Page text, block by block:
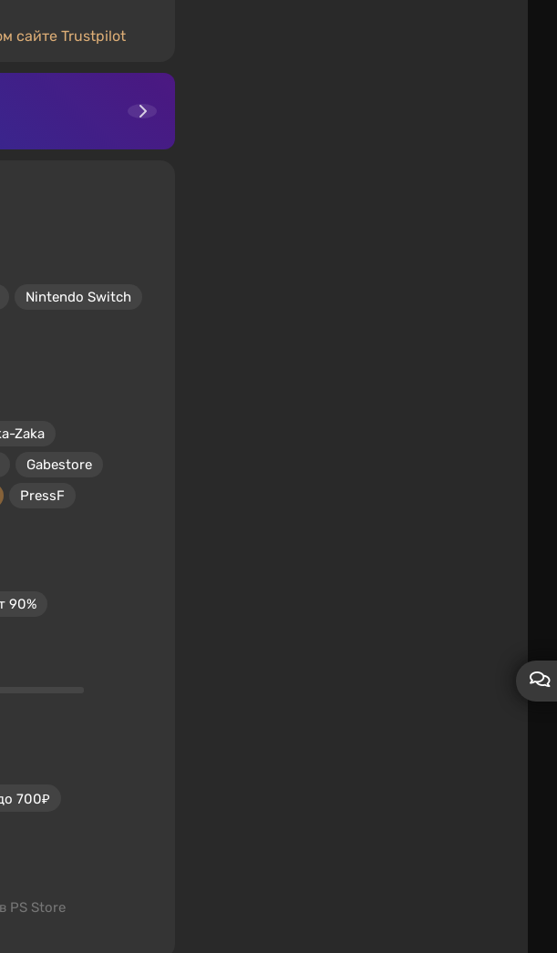
сайте Trustpilot
Nintendo Switch
Zaka
Gabestore
PressF
90%
700₽
PS Store